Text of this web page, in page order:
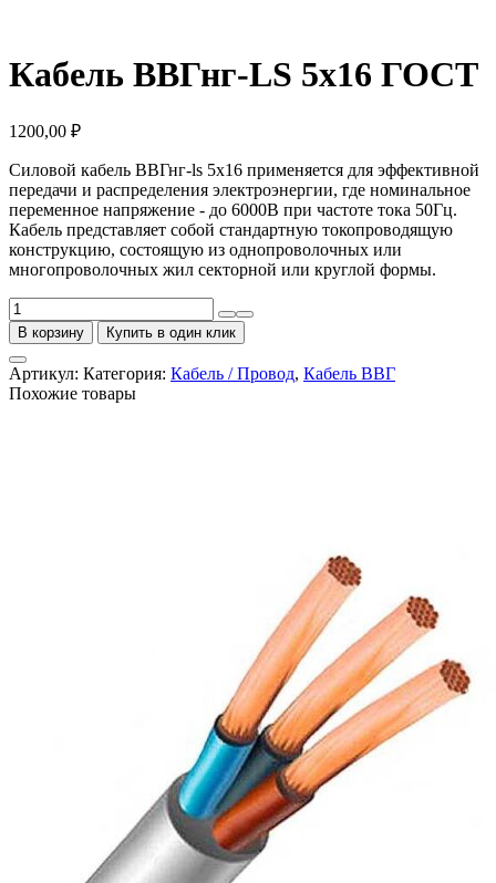
Кабель ВВГнг-LS 5х16 ГОСТ
1200,00 ₽
Силовой кабель ВВГнг-ls 5х16 применяется для эффективной
передачи и распределения электроэнергии, где номинальное
переменное напряжение - до 6000В при частоте тока 50Гц.
Кабель представляет собой стандартную токопроводящую
конструкцию, состоящую из однопроволочных или
многопроволочных жил секторной или круглой формы.
Количество
товара
Кабель
ВВГнг-
LS
5х16
В корзину Купить в один клик
Артикул: Категория: Кабель / Провод, Кабель ВВГ
Похожие товары